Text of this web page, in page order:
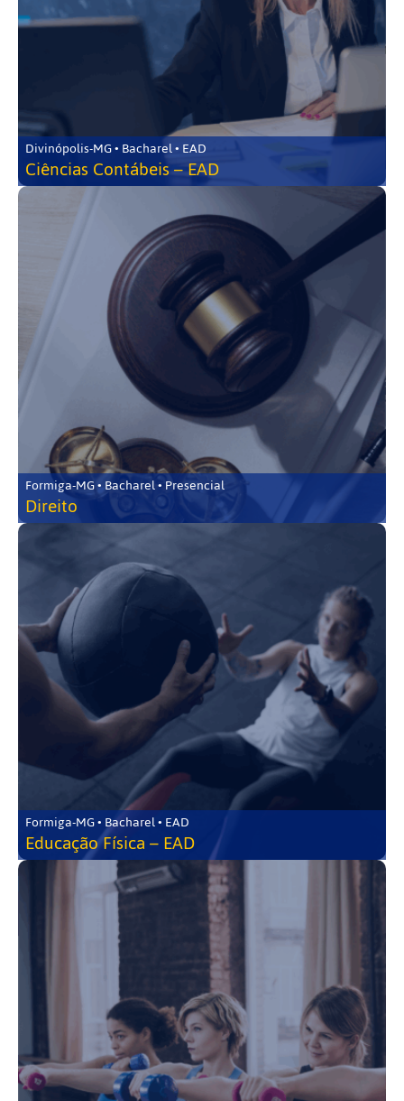
Divinópolis-MG • Bacharel • EAD
Ciências Contábeis – EAD
Formiga-MG • Bacharel • Presencial
Direito
Formiga-MG • Bacharel • EAD
Educação Física – EAD